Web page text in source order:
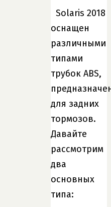
Solaris 2018
оснащен
различными
типами
трубок ABS,
для задних
тормозов.
Давайте
рассмотрим
два
основных
типа: